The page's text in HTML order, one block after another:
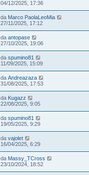
04/12/2025, 17:36
da Marco PaolaLeoMia
27/11/2025, 17:12
da antopase
27/10/2025, 19:06
da spumino81
11/09/2025, 15:09
da Andreazaza
31/08/2025, 17:53
da Kugazz
22/08/2025, 9:05
da spumino81
19/05/2025, 9:29
da vajolet
16/04/2025, 6:29
da Massy_TCross
23/10/2024, 18:52